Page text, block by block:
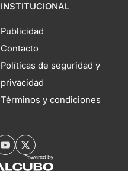
INSTITUCIONAL
Publicidad
Contacto
Políticas de seguridad y
privacidad
Términos y condiciones